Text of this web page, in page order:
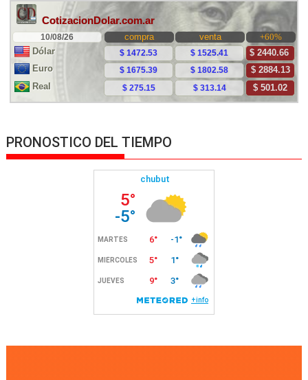
PRONOSTICO DEL TIEMPO